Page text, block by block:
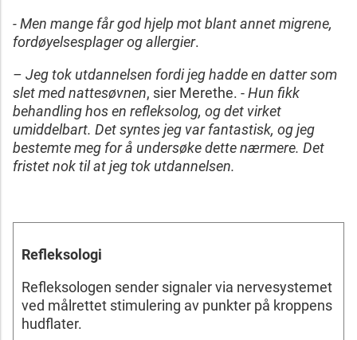
- Men mange får god hjelp mot blant annet migrene,
fordøyelsesplager og allergier.
– Jeg tok utdannelsen fordi jeg hadde en datter som
slet med nattesøvnen, sier Merethe. -Hun fikk
behandling hos en refleksolog, og det virket
umiddelbart. Det syntes jeg var fantastisk, og jeg
bestemte meg for å undersøke dette nærmere. Det
fristet nok til at jeg tok utdannelsen.
Refleksologi
Refleksologen sender signaler via nervesystemet
ved målrettet stimulering av punkter på kroppens
hudflater.